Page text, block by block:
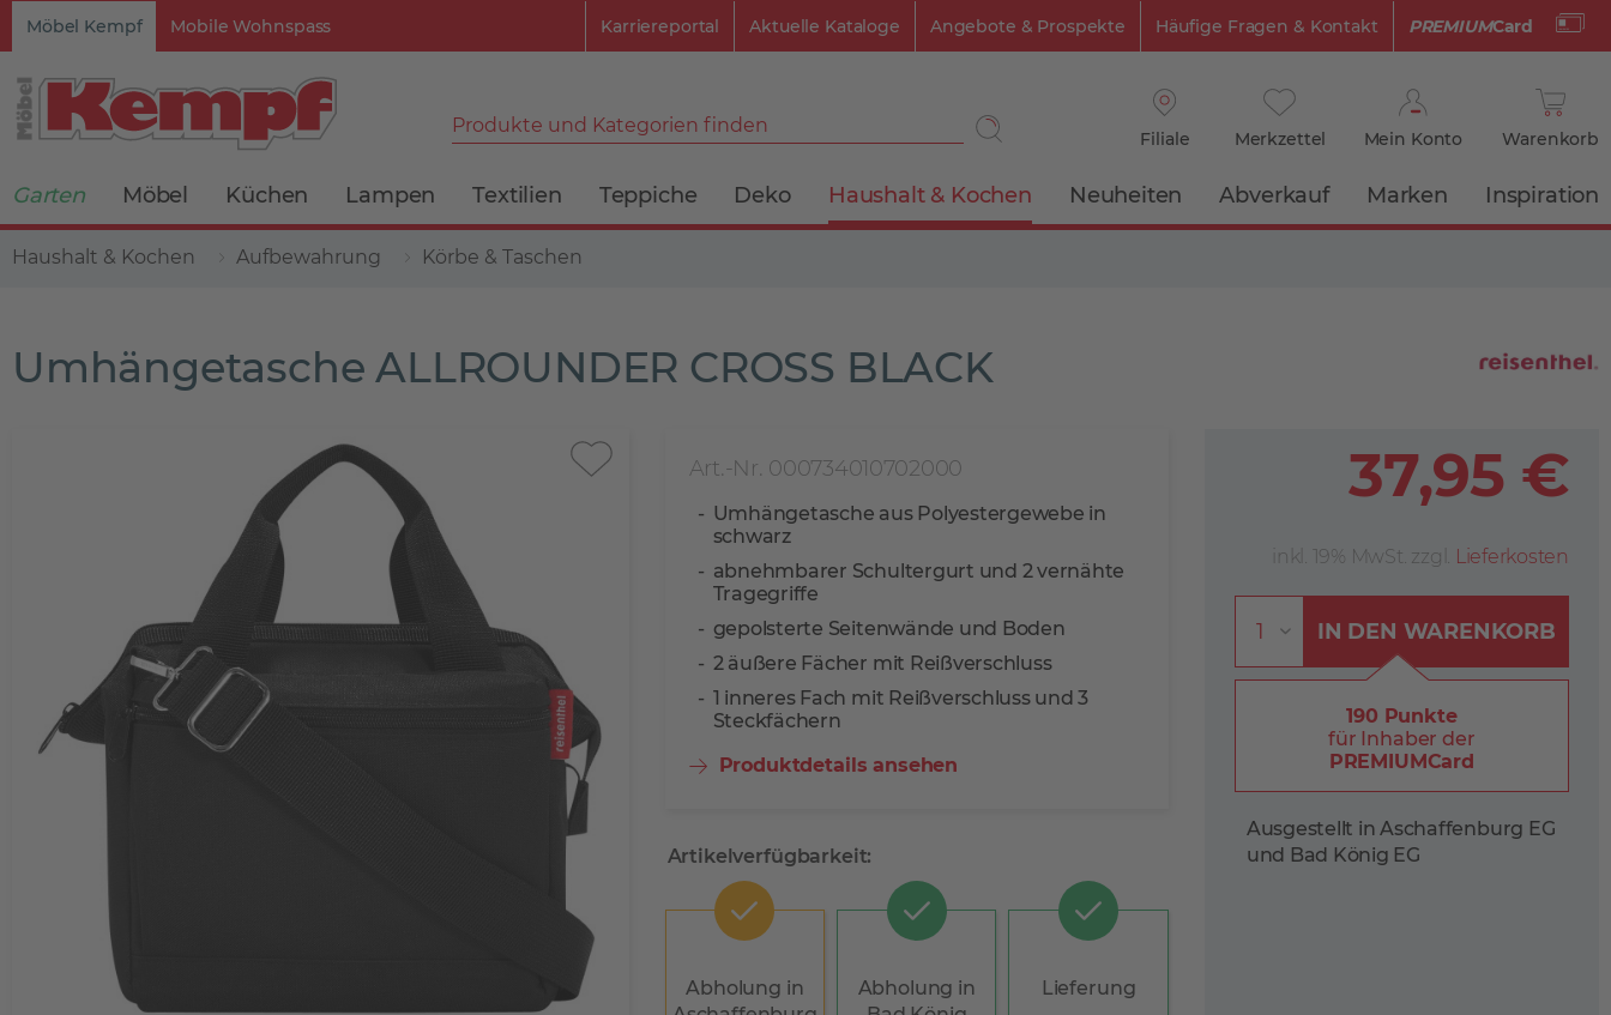
Möbel Kempf Mobile Wohnspass PREMIUMCard
Karriereportal Aktuelle Kataloge Angebote & Prospekte Häufige Fragen & Kontakt
Produkte und Kategorien finden
Filiale Merkzettel Mein Konto Warenkorb
Garten Möbel Küchen Lampen Textilien Teppiche Deko Haushalt & Kochen Neuheiten Abverkauf Marken Inspiration
Haushalt & Kochen Aufbewahrung Körbe & Taschen
Umhängetasche ALLROUNDER CROSS BLACK
Art.-Nr. 000734010702000
Umhängetasche aus Polyestergewebe in
schwarz
abnehmbarer Schultergurt und 2 vernähte
Tragegriffe
gepolsterte Seitenwände und Boden
2 äußere Fächer mit Reißverschluss
1 inneres Fach mit Reißverschluss und 3
Steckfächern
Produktdetails ansehen
Artikelverfügbarkeit:
Abholung in
Abholung in
Lieferung
37,95 €
inkl. 19% MwSt. zzgl. Lieferkosten
IN DEN WARENKORB
190 Punkte
für Inhaber der
PREMIUMCard
Ausgestellt in Aschaffenburg EG
und Bad König EG